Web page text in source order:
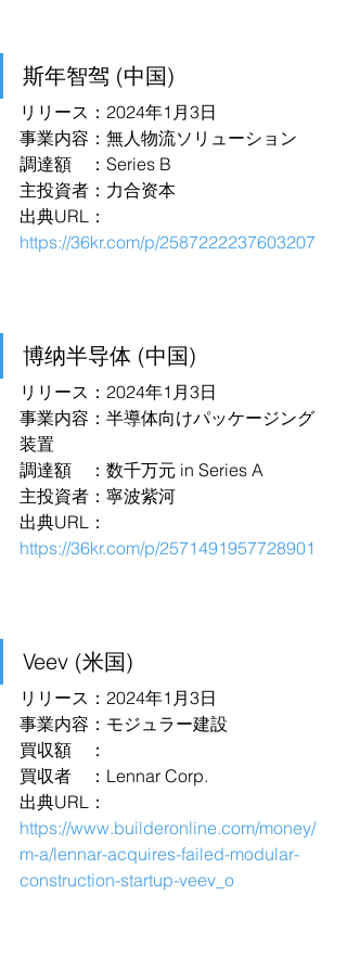
斯年智驾 (中国)
リリース：2024年1月3日
事業内容：無人物流ソリューション
調達額　：Series B
主投資者：力合资本
出典URL：
https://36kr.com/p/2587222237603207
博纳半导体 (中国)
リリース：2024年1月3日
事業内容：半導体向けパッケージング
装置
調達額　：数千万元 in Series A
主投資者：寧波紫河
出典URL：
https://36kr.com/p/2571491957728901
Veev (米国)
リリース：2024年1月3日
事業内容：モジュラー建設
買収額　：
買収者　：Lennar Corp.
出典URL：
https://www.builderonline.com/money/
m-a/lennar-acquires-failed-modular-
construction-startup-veev_o